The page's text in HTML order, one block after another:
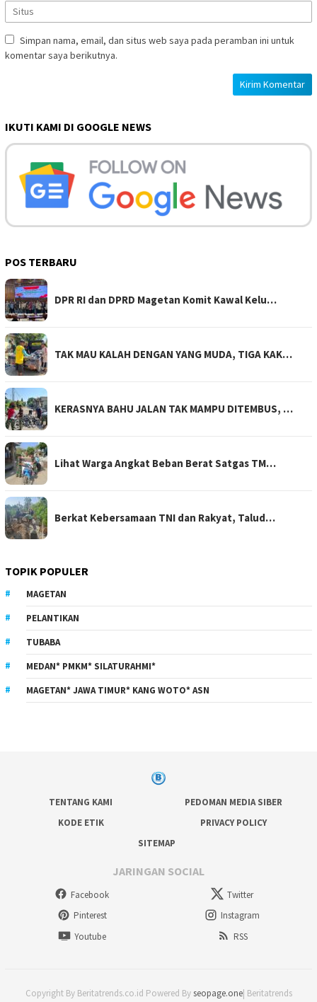
Simpan nama, email, dan situs web saya pada peramban ini untuk
komentar saya berikutnya.
IKUTI KAMI DI GOOGLE NEWS
POS TERBARU
DPR RI dan DPRD Magetan Komit Kawal Kelu…
TAK MAU KALAH DENGAN YANG MUDA, TIGA KAK…
KERASNYA BAHU JALAN TAK MAMPU DITEMBUS, …
Lihat Warga Angkat Beban Berat Satgas TM…
Berkat Kebersamaan TNI dan Rakyat, Talud…
TOPIK POPULER
MAGETAN
PELANTIKAN
TUBABA
MEDAN* PMKM* SILATURAHMI*
MAGETAN* JAWA TIMUR* KANG WOTO* ASN
TENTANG KAMI
PEDOMAN MEDIA SIBER
KODE ETIK
PRIVACY POLICY
SITEMAP
JARINGAN SOCIAL
Facebook
Twitter
Pinterest
Instagram
Youtube
RSS
Copyright By Beritatrends.co.id Powered Byseopage.one| Beritatrends